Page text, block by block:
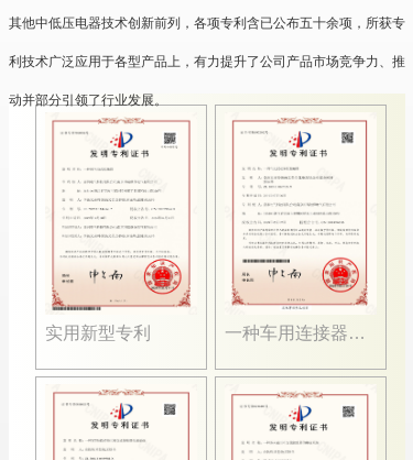
人
实用新型专利 一种车用连接器插针螺母
其他中低压电器技术创新前列，各项专利含已公布五十余项，所获专
利技术广泛应用于各型产品上，有力提升了公司产品市场竞争力、推
动并部分引领了行业发展。